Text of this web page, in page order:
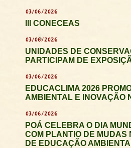
03/06/2026
III CONECEAS
03/06/2026
UNIDADES DE
PARTICIPAM DE
03/06/2026
EDUCACLIMA 2026
AMBIENTAL E INOVAÇÃO
03/06/2026
POÁ CELEBRA O DIA
COM PLANTIO DE MUDAS
DE EDUCAÇÃO